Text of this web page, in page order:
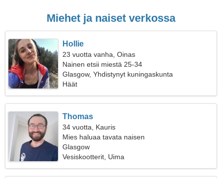
Miehet ja naiset verkossa
Hollie
23 vuotta vanha, Oinas
Nainen etsii miestä 25-34
Glasgow, Yhdistynyt kuningaskunta
Häät
Thomas
34 vuotta, Kauris
Mies haluaa tavata naisen
Glasgow
Vesiskootterit, Uima